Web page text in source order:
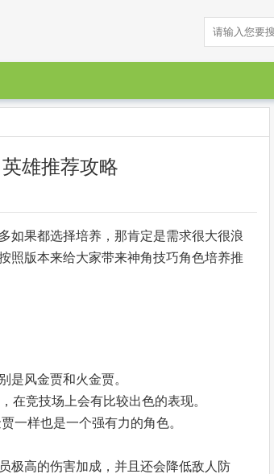
雄推荐攻略
如果都选择培养，那肯定是需求很大很浪
照版本来给大家带来神角技巧角色培养推
是风金贾和火金贾。
在竞技场上会有比较出色的表现。
一样也是一个强有力的角色。
极高的伤害加成，并且还会降低敌人防